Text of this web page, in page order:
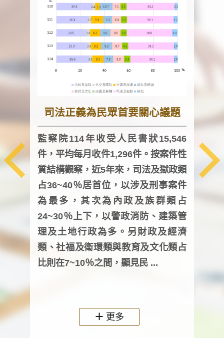
司法正義為民眾首要關心議題
監察院114年收受人民書狀15,546
件，平均每月收件1,296件。按案件性
質結構觀察，近5年來，司法及獄政類
占36~40％居首位，以涉及刑事案件
為最多，其次為內政及族群類占
24~30％上下，以警政消防、建築管
理及土地行政為多。另財政及經濟
類、社福及衛環類與教育及文化類占
比則在7~10％之間，顯見民 ...
監
均每
人
更多